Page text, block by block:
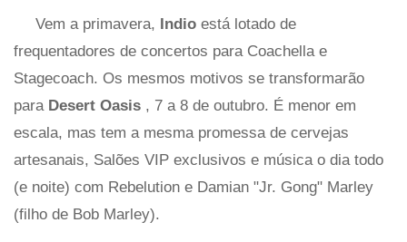
Vem a primavera, Indio está lotado de
frequentadores de concertos para Coachella e
Stagecoach. Os mesmos motivos se transformarão
para Desert Oasis , 7 a 8 de outubro. É menor em
escala, mas tem a mesma promessa de cervejas
artesanais, Salões VIP exclusivos e música o dia todo
(e noite) com Rebelution e Damian "Jr. Gong" Marley
(filho de Bob Marley).